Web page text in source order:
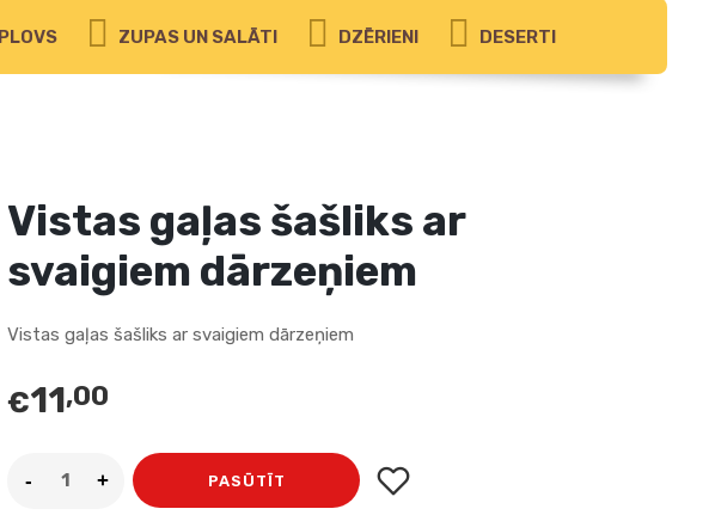
ZUPAS UN SALĀTI DZĒRIENI DESERTI
Vistas gaļas šašliks ar
svaigiem dārzeņiem
Vistas gaļas šašliks ar svaigiem dārzeņiem
€11,00
PASŪTĪT